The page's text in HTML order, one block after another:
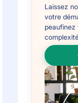
Laissez
votre
peaufinez